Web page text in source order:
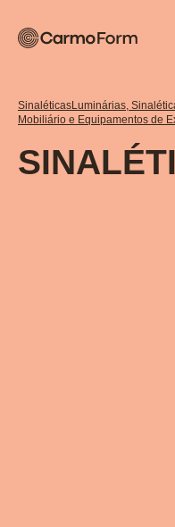
SinaléticasLuminárias,
Mobiliário e Equipamentos de